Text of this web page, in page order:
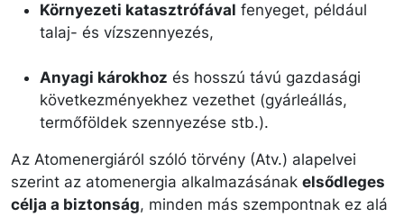
Környezeti katasztrófával fenyeget, például
talaj- és vízszennyezés,
Anyagi károkhoz és hosszú távú gazdasági
következményekhez vezethet (gyárleállás,
termőföldek szennyezése stb.).
Az Atomenergiáról szóló törvény (Atv.) alapelvei
szerint az atomenergia alkalmazásának elsődleges
célja a biztonság, minden más szempontnak ez alá